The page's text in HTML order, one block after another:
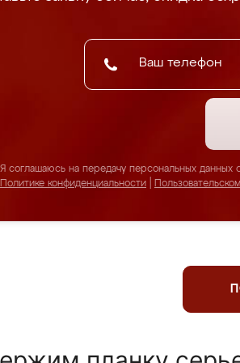
Я соглашаюсь на передачу персональных данных
Политике конфиденциальности